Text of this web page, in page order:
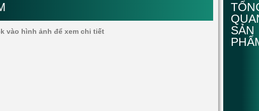
vào hình ảnh để xem chi tiết
SẢN